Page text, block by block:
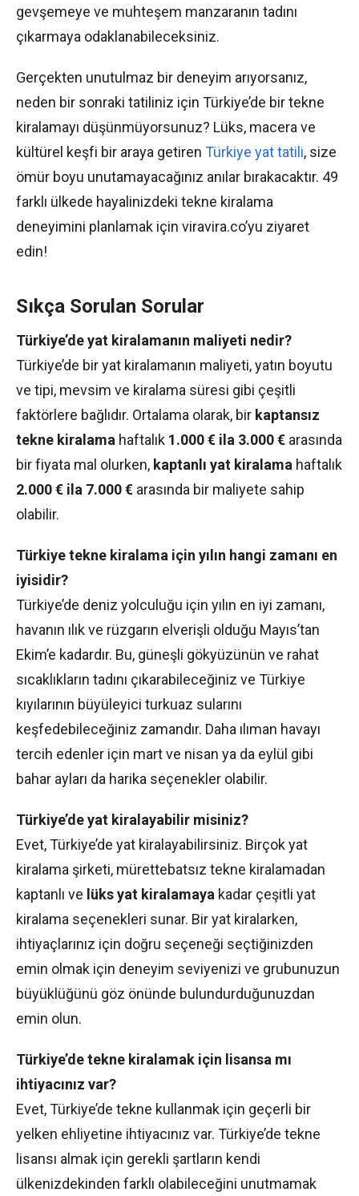
gevşemeye ve muhteşem manzaranın tadını
çıkarmaya odaklanabileceksiniz.
Gerçekten unutulmaz bir deneyim arıyorsanız,
neden bir sonraki tatiliniz için Türkiye’de bir tekne
kiralamayı düşünmüyorsunuz? Lüks, macera ve
kültürel keşfi bir araya getiren Türkiye yat tatili, size
ömür boyu unutamayacağınız anılar bırakacaktır. 49
farklı ülkede hayalinizdeki tekne kiralama
deneyimini planlamak için viravira.co’yu ziyaret
edin!
Sıkça Sorulan Sorular
Türkiye’de yat kiralamanın maliyeti nedir?
Türkiye’de bir yat kiralamanın maliyeti, yatın boyutu
ve tipi, mevsim ve kiralama süresi gibi çeşitli
faktörlere bağlıdır. Ortalama olarak, bir kaptansız
tekne kiralama haftalık 1.000 € ila 3.000 € arasında
bir fiyata mal olurken, kaptanlı yat kiralama haftalık
2.000 € ila 7.000 € arasında bir maliyete sahip
olabilir.
Türkiye tekne kiralama için yılın hangi zamanı en
iyisidir?
Türkiye’de deniz yolculuğu için yılın en iyi zamanı,
havanın ılık ve rüzgarın elverişli olduğu Mayıs’tan
Ekim’e kadardır. Bu, güneşli gökyüzünün ve rahat
sıcaklıkların tadını çıkarabileceğiniz ve Türkiye
kıyılarının büyüleyici turkuaz sularını
keşfedebileceğiniz zamandır. Daha ılıman havayı
tercih edenler için mart ve nisan ya da eylül gibi
bahar ayları da harika seçenekler olabilir.
Türkiye’de yat kiralayabilir misiniz?
Evet, Türkiye’de yat kiralayabilirsiniz. Birçok yat
kiralama şirketi, mürettebatsız tekne kiralamadan
kaptanlı ve lüks yat kiralamaya kadar çeşitli yat
kiralama seçenekleri sunar. Bir yat kiralarken,
ihtiyaçlarınız için doğru seçeneği seçtiğinizden
emin olmak için deneyim seviyenizi ve grubunuzun
büyüklüğünü göz önünde bulundurduğunuzdan
emin olun.
Türkiye’de tekne kiralamak için lisansa mı
ihtiyacınız var?
Evet, Türkiye’de tekne kullanmak için geçerli bir
yelken ehliyetine ihtiyacınız var. Türkiye’de tekne
lisansı almak için gerekli şartların kendi
ülkenizdekinden farklı olabileceğini unutmamak